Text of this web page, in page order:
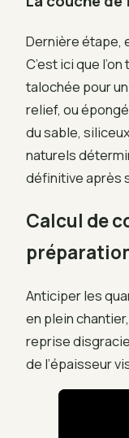
Dernière étape,
C’est ici que
talochée pour
relief, ou
du sable,
naturels
définitive après
Calcul de
Anticiper les
en plein
reprise
de l’épaisseur